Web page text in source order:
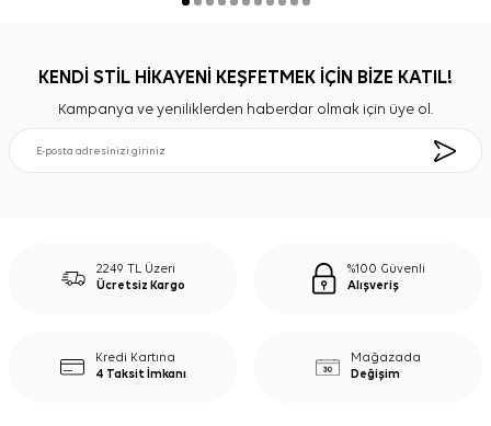
KENDİ STİL HİKAYENİ KEŞFETMEK İÇİN BİZE KATIL!
Kampanya ve yeniliklerden haberdar olmak için üye ol.
2249 TL Üzeri
Ücretsiz Kargo
%100 Güvenli
Alışveriş
Kredi Kartına
4 Taksit İmkanı
Mağazada
Değişim